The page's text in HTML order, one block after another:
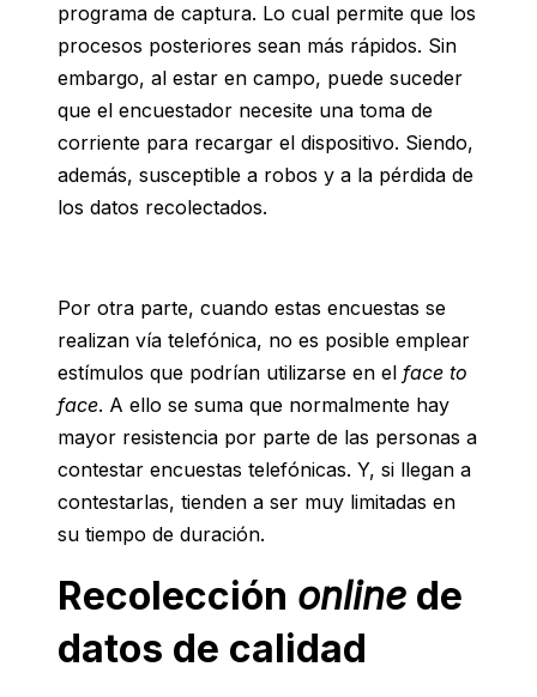
programa de captura. Lo cual permite que los
procesos posteriores sean más rápidos. Sin
embargo, al estar en campo, puede suceder
que el encuestador necesite una toma de
corriente para recargar el dispositivo. Siendo,
además, susceptible a robos y a la pérdida de
los datos recolectados.
Por otra parte, cuando estas encuestas se
realizan vía telefónica, no es posible emplear
estímulos que podrían utilizarse en el face to
face. A ello se suma que normalmente hay
mayor resistencia por parte de las personas a
contestar encuestas telefónicas. Y, si llegan a
contestarlas, tienden a ser muy limitadas en
su tiempo de duración.
Recolección online de
datos de calidad